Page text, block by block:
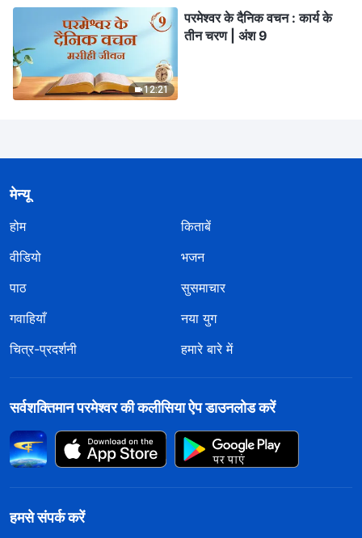
12:21
परमेश्वर के दैनिक वचन : कार्य के
तीन चरण | अंश 9
मेन्यू
होम
किताबें
वीडियो
भजन
पाठ
सुसमाचार
गवाहियाँ
नया युग
चित्र-प्रदर्शनी
हमारे बारे में
सर्वशक्तिमान परमेश्वर की कलीसिया ऐप डाउनलोड करें
हमसे संपर्क करें